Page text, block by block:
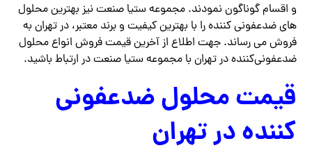
و اقسام گوناگون نمودند. مجموعه ستیا صنعت نیز بهترین محلول
های ضدعفونی کننده را با بهترین کیفیت و برند معتبر، در تهران به
فروش می رساند. جهت اطلاع از آخرین قیمت فروش انواع محلول
ضدعفونی‌کننده در تهران با مجموعه ستیا صنعت در ارتباط باشید.
قیمت محلول ضدعفونی
کننده در تهران